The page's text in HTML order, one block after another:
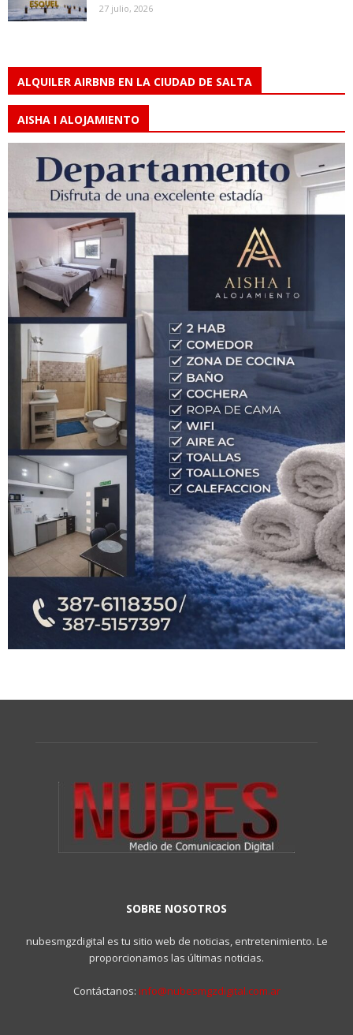
27 julio, 2026
ALQUILER AIRBNB EN LA CIUDAD DE SALTA
AISHA I ALOJAMIENTO
SOBRE NOSOTROS
nubesmgzdigital es tu sitio web de noticias, entretenimiento. Le
proporcionamos las últimas noticias.
Contáctanos: info@nubesmgzdigital.com.ar